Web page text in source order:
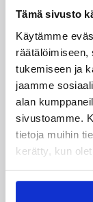
Tämä sivusto
Käytämme
räätälöimiseen,
tukemiseen ja
jaamme
alan
sivustoamme.
tietoja muihin
kerätty, kun
Alueet
Mikko
BC